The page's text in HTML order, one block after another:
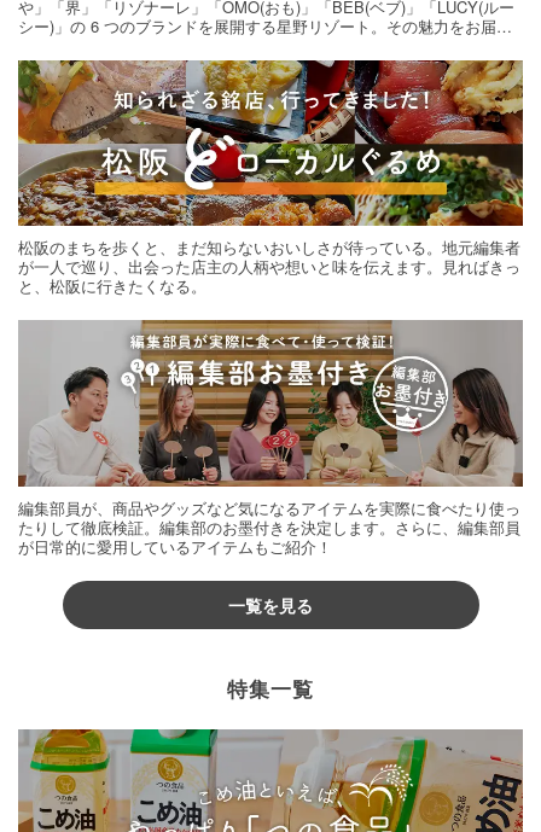
や」「界」「リゾナーレ」「OMO(おも)」「BEB(ベブ)」「LUCY(ルー
シー)」の 6 つのブランドを展開する星野リゾート。その魅力をお届け
松阪のまちを歩くと、まだ知らないおいしさが待っている。地元編集者
が一人で巡り、出会った店主の人柄や想いと味を伝えます。見ればきっ
と、松阪に行きたくなる。
編集部員が、商品やグッズなど気になるアイテムを実際に食べたり使っ
たりして徹底検証。編集部のお墨付きを決定します。さらに、編集部員
が日常的に愛用しているアイテムもご紹介！
一覧を見る
特集一覧